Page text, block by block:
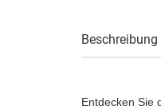
Beschreibung
Entdecken Sie